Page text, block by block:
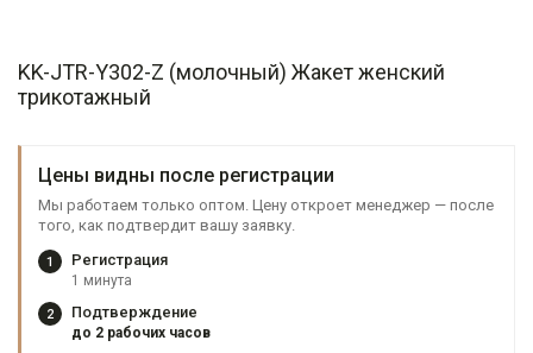
KK-JTR-Y302-Z (молочный) Жакет женский
трикотажный
Цены видны после регистрации
Мы работаем только оптом. Цену откроет менеджер — после
того, как подтвердит вашу заявку.
1 Регистрация
1 минута
2 Подтверждение
до 2 рабочих часов